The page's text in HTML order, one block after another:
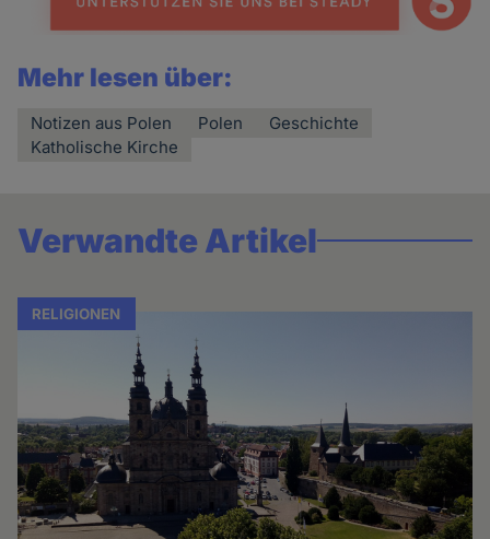
Mehr lesen über:
Notizen aus Polen Polen
Geschichte
Katholische Kirche
Verwandte Artikel
RELIGIONEN